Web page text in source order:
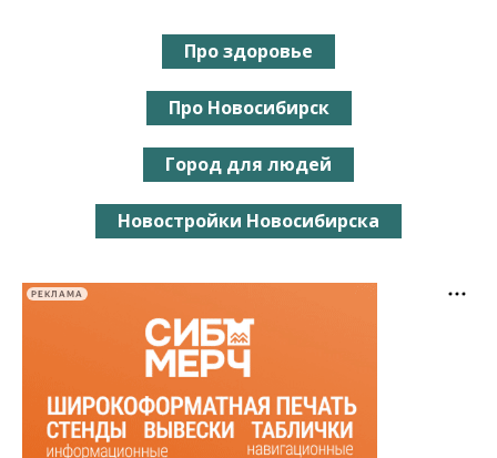
Про здоровье
Про Новосибирск
Город для людей
Новостройки Новосибирска
РЕКЛАМА